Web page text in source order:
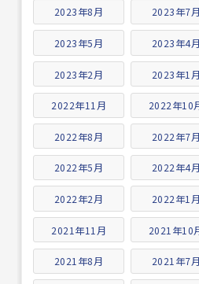
2023年8月 2023年7月
2023年5月 2023年4月
2023年2月 2023年1月
2022年11月 2022年10
2022年8月 2022年7月
2022年5月 2022年4月
2022年2月 2022年1月
2021年11月 2021年10
2021年8月 2021年7月